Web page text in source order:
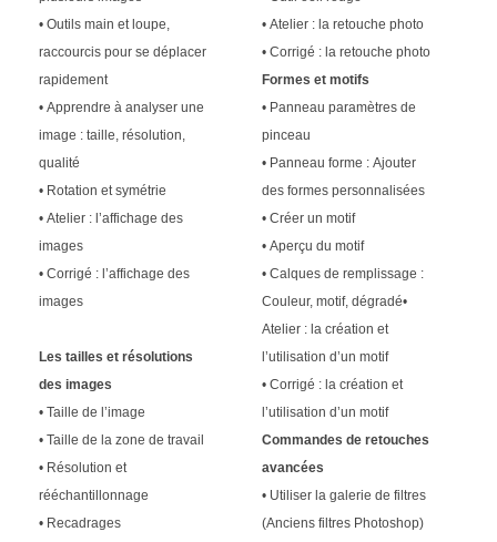
• Outils main et loupe,
raccourcis pour se déplacer
rapidement
• Apprendre à analyser une
image : taille, résolution,
qualité
• Rotation et symétrie
• Atelier : l’affichage des
images
• Corrigé : l’affichage des
images
Les tailles et résolutions
des images
• Taille de l’image
• Taille de la zone de travail
• Résolution et
rééchantillonnage
• Recadrages
• Atelier : la retouche photo
• Corrigé : la retouche photo
Formes et motifs
• Panneau paramètres de
pinceau
• Panneau forme : Ajouter
des formes personnalisées
• Créer un motif
• Aperçu du motif
• Calques de remplissage :
Couleur, motif, dégradé•
Atelier : la création et
l’utilisation d’un motif
• Corrigé : la création et
l’utilisation d’un motif
Commandes de retouches
avancées
• Utiliser la galerie de filtres
(Anciens filtres Photoshop)